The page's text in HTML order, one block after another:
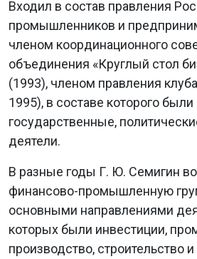
Входил в состав правления
промышленников и
членом координационного
объединения «Круглый стол
(1993), членом правления
1995), в составе которого
государственные,
деятели.
В разные годы Г. Ю. Семигин
финансово-промышленную
основными направлениями
которых были инвестиции,
производство, строительство